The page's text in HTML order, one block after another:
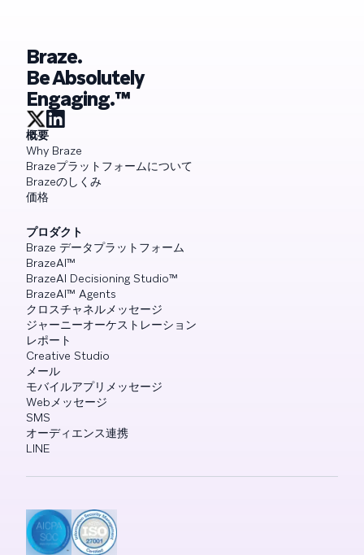
Braze.
Be Absolutely
Engaging.™
概要
Why Braze
Brazeプラットフォームについて
Brazeのしくみ
価格
プロダクト
Braze データプラットフォーム
BrazeAI™
BrazeAI Decisioning Studio™
BrazeAI™ Agents
クロスチャネルメッセージ
ジャーニーオーケストレーション
レポート
Creative Studio
メール
モバイルアプリメッセージ
Webメッセージ
SMS
オーディエンス連携
LINE